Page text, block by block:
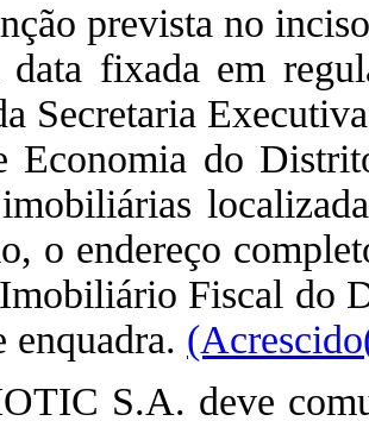
prevista no
data fixada em
Secretaria
Economia do
o endereço
Fiscal do
enquadra.
S.A. deve